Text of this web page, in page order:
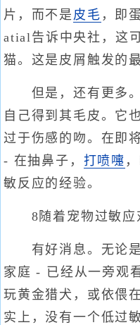
片，而不是 皮毛 ，即
atial告诉中央社，这
猫。这是皮屑触发的
但是，还有更多。
自己得到其毛皮。它
过于伤感的吻。在即
- 在抽鼻子， 打喷嚏
敏反应的经验。
8随着宠物过敏应
有好消息。无论是
家庭 - 已经从一旁观
玩黄金猎犬，或依偎
实上，没有一个低过